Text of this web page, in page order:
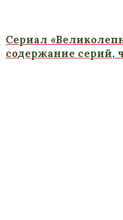
Сериал
содержание серий,